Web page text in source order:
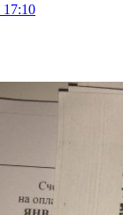
17:10